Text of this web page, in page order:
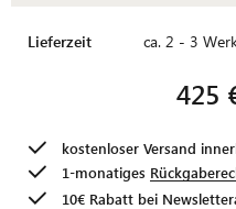
Lieferzeit ca. 2 - 3
425
kostenloser Versand
1-monatiges
10€ Rabatt bei